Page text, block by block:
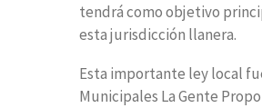
tendrá como objetivo
esta jurisdicción llanera.
Esta importante ley local
Municipales La Gente